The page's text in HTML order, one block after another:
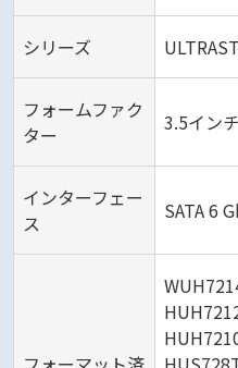
シリーズ
フォームファク
ター
3.5インチ
インターフェー
ス
SATA 6